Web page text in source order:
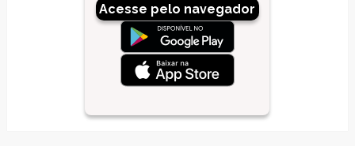
Acesse pelo navegador